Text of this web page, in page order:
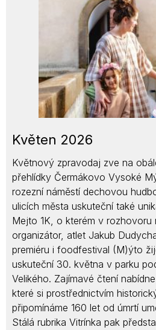
Květen 2026
Květnový zpravodaj zve na
přehlídky Čermákovo Vysoké
rozezní náměstí dechovou
ulicích města uskuteční také
Mejto 1K, o kterém v rozhovoru
organizátor, atlet Jakub
premiéru i foodfestival (M)ýto
uskuteční 30. května v parku
Velikého. Zajímavé čtení
které si prostřednictvím
připomínáme 160 let od úmrtí
Stálá rubrika Vitrínka pak